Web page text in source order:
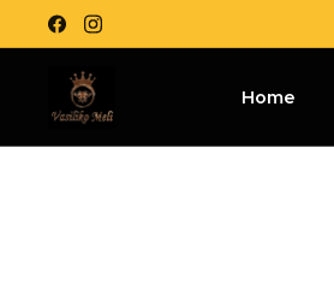
Home